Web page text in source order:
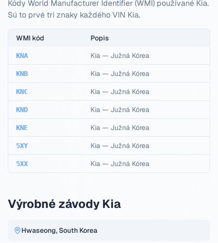
Kódy World Manufacturer Identifier (WMI) používané Kia.
Sú to prvé tri znaky každého VIN Kia.
WMI kód Popis
KNA Kia — Južná Kórea
KNB Kia — Južná Kórea
KNC Kia — Južná Kórea
KND Kia — Južná Kórea
KNE Kia — Južná Kórea
5XY Kia — Južná Kórea
5XX Kia — Južná Kórea
Výrobné závody Kia
Hwaseong, South Korea